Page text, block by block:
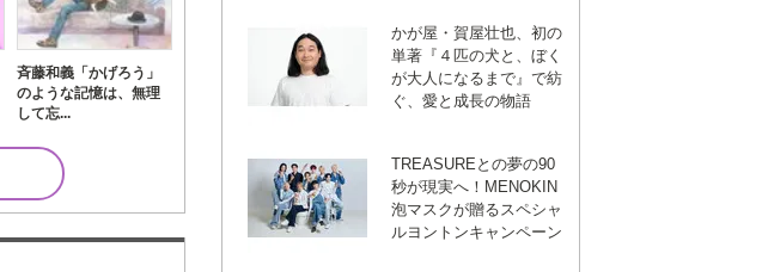
斉藤和義「かげろう」
のような記憶は、無理
して忘...
かが屋・賀屋壮也、初の
単著『４匹の犬と、ぼく
が大人になるまで』で紡
ぐ、愛と成長の物語
TREASUREとの夢の90
秒が現実へ！MENOKIN
泡マスクが贈るスペシャ
ルヨントンキャンペーン